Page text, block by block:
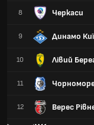
8 Черкаси
9 Динамо
10 Лівий
11
12 Верес